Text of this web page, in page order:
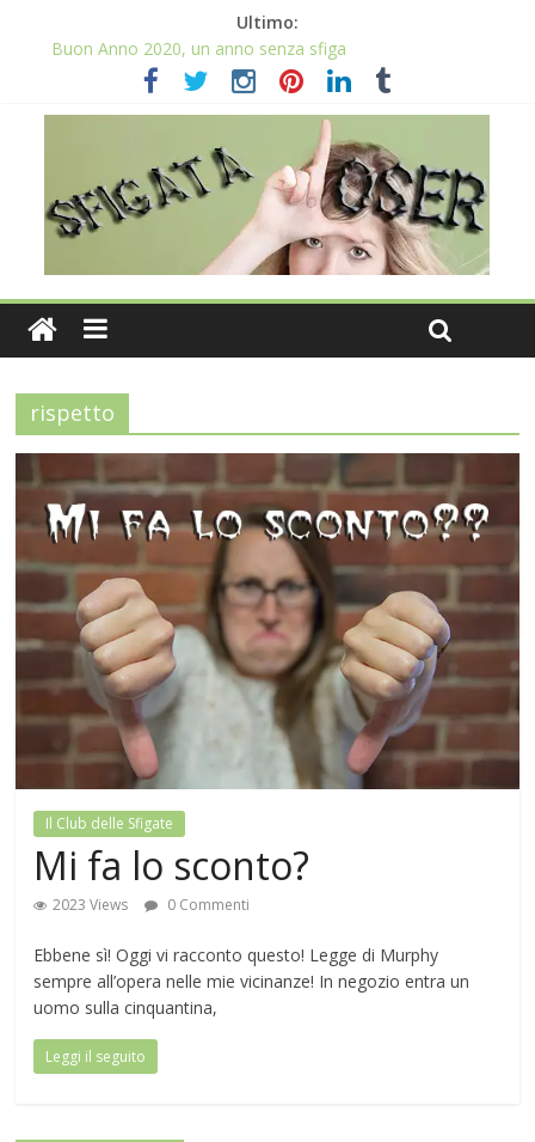
Ultimo:
Buon Anno 2020, un anno senza sfiga
Come gestire la fortuna ai giochi
Qual è il numero più sfortunato? Info e curiosità nel post
La sfortuna mi perseguita anche con la spesa
Il 2020 anno bisestile porta sfortuna davvero?
rispetto
Il Club delle Sfigate
Mi fa lo sconto?
2023 Views 0 Commenti
Ebbene sì! Oggi vi racconto questo! Legge di Murphy
sempre all’opera nelle mie vicinanze! In negozio entra un
uomo sulla cinquantina,
Leggi il seguito